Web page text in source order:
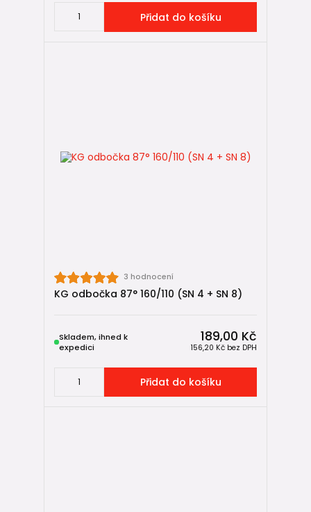
Přidat do košíku
3 hodnocení
KG odbočka 87° 160/110 (SN 4 + SN 8)
189,00 Kč
156,20 Kč bez DPH
Skladem, ihned k
expedici
Přidat do košíku